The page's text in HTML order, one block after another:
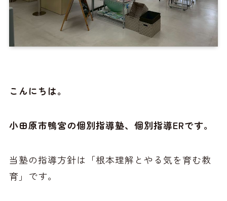
こんにちは。
小田原市鴨宮の個別指導塾、個別指導ERです。
当塾の指導方針は「根本理解とやる気を育む教
育」です。